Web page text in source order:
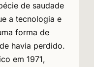
de saudade
a tecnologia e
forma de
havia perdido.
em 1971,